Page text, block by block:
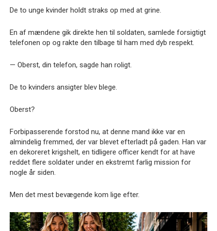
De to unge kvinder holdt straks op med at grine.
En af mændene gik direkte hen til soldaten, samlede forsigtigt
telefonen op og rakte den tilbage til ham med dyb respekt.
— Oberst, din telefon, sagde han roligt.
De to kvinders ansigter blev blege.
Oberst?
Forbipasserende forstod nu, at denne mand ikke var en
almindelig fremmed, der var blevet efterladt på gaden. Han var
en dekoreret krigshelt, en tidligere officer kendt for at have
reddet flere soldater under en ekstremt farlig mission for
nogle år siden.
Men det mest bevægende kom lige efter.